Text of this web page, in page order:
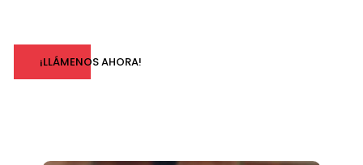
¡LLÁMENOS AHORA!